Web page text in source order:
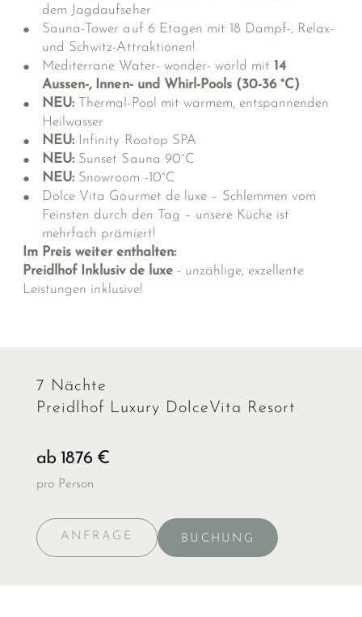
dem Jagdaufseher
Sauna-Tower auf 6 Etagen mit 18 Dampf-, Relax-
und Schwitz-Attraktionen!
Mediterrane Water- wonder- world mit 14
Aussen-, Innen- und Whirl-Pools (30-36 °C)
NEU: Thermal-Pool mit warmem, entspannenden
Heilwasser
NEU: Infinity Rootop SPA
NEU: Sunset Sauna 90°C
NEU: Snowroom -10°C
Dolce Vita Gourmet de luxe – Schlemmen vom
Feinsten durch den Tag – unsere Küche ist
mehrfach prämiert!
Im Preis weiter enthalten:
Preidlhof Inklusiv de luxe- unzählige, exzellente
Leistungen inklusive!
7 Nächte
Preidlhof Luxury DolceVita Resort
ab 1876 €
pro Person
ANFRAGE BUCHUNG